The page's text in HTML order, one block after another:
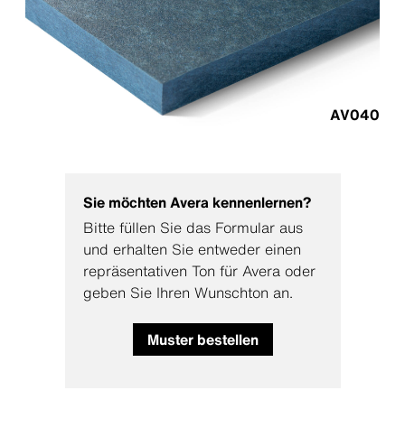
AV040
Sie möchten Avera kennenlernen?
Bitte füllen Sie das Formular aus
und erhalten Sie entweder einen
repräsentativen Ton für Avera oder
geben Sie Ihren Wunschton an.
Muster bestellen